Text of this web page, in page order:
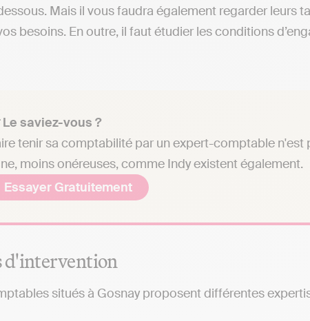
Mais il vous faudra également regarder leurs
besoins. En outre, il faut étudier les conditions
Le saviez-vous ?
tenir sa comptabilité par un expert-comptable n'est
moins onéreuses, comme Indy existent également.
Essayer Gratuitement
d'intervention
situés à Gosnay proposent différentes